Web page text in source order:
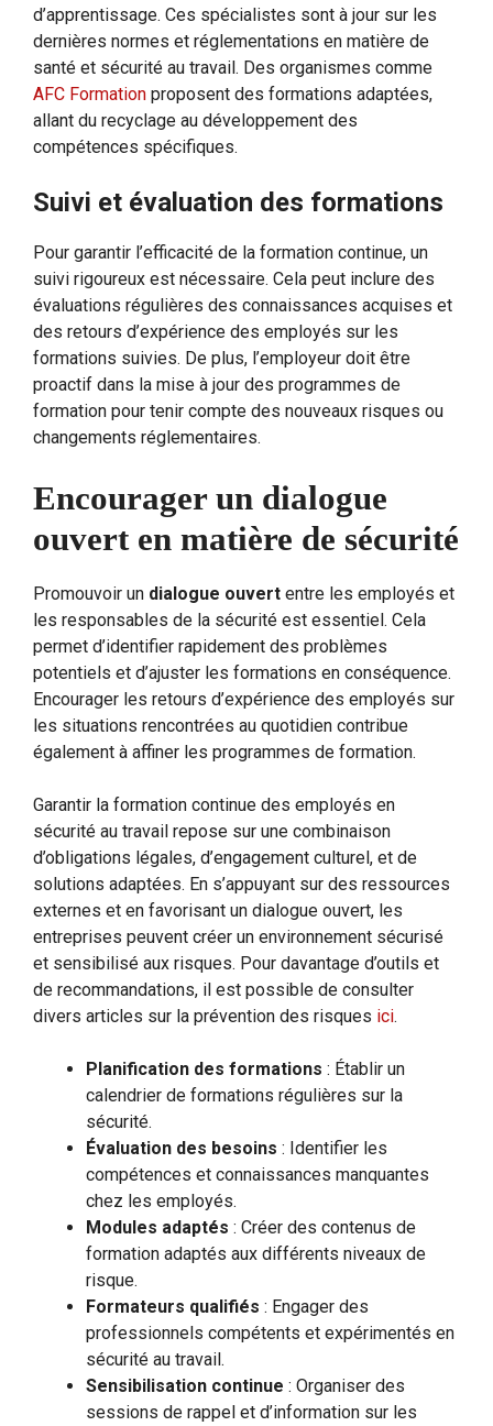
d’apprentissage. Ces spécialistes sont à jour sur les
dernières normes et réglementations en matière de
santé et sécurité au travail. Des organismes comme
AFC Formation proposent des formations adaptées,
allant du recyclage au développement des
compétences spécifiques.
Suivi et évaluation des formations
Pour garantir l’efficacité de la formation continue, un
suivi rigoureux est nécessaire. Cela peut inclure des
évaluations régulières des connaissances acquises et
des retours d’expérience des employés sur les
formations suivies. De plus, l’employeur doit être
proactif dans la mise à jour des programmes de
formation pour tenir compte des nouveaux risques ou
changements réglementaires.
Encourager un dialogue
ouvert en matière de sécurité
Promouvoir un dialogue ouvert entre les employés et
les responsables de la sécurité est essentiel. Cela
permet d’identifier rapidement des problèmes
potentiels et d’ajuster les formations en conséquence.
Encourager les retours d’expérience des employés sur
les situations rencontrées au quotidien contribue
également à affiner les programmes de formation.
Garantir la formation continue des employés en
sécurité au travail repose sur une combinaison
d’obligations légales, d’engagement culturel, et de
solutions adaptées. En s’appuyant sur des ressources
externes et en favorisant un dialogue ouvert, les
entreprises peuvent créer un environnement sécurisé
et sensibilisé aux risques. Pour davantage d’outils et
de recommandations, il est possible de consulter
divers articles sur la prévention des risques ici.
Planification des formations : Établir un
calendrier de formations régulières sur la
sécurité.
Évaluation des besoins : Identifier les
compétences et connaissances manquantes
chez les employés.
Modules adaptés : Créer des contenus de
formation adaptés aux différents niveaux de
risque.
Formateurs qualifiés : Engager des
professionnels compétents et expérimentés en
sécurité au travail.
Sensibilisation continue : Organiser des
sessions de rappel et d’information sur les